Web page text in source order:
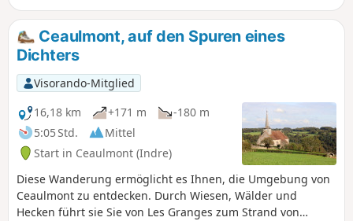
Ceaulmont, auf den Spuren eines
Dichters
Visorando-Mitglied
16,18 km
+171 m
-180 m
5:05 Std.
Mittel
Start in Ceaulmont (Indre)
Diese Wanderung ermöglicht es Ihnen, die Umgebung von
Ceaulmont zu entdecken. Durch Wiesen, Wälder und
Hecken führt sie Sie von Les Granges zum Strand von